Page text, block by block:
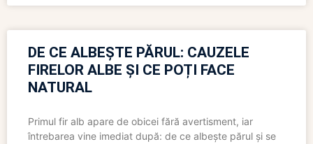
DE CE ALBEȘTE PĂRUL: CAUZELE
FIRELOR ALBE ȘI CE POȚI FACE
NATURAL
Primul fir alb apare de obicei fără avertisment, iar
întrebarea vine imediat după: de ce albește părul și se